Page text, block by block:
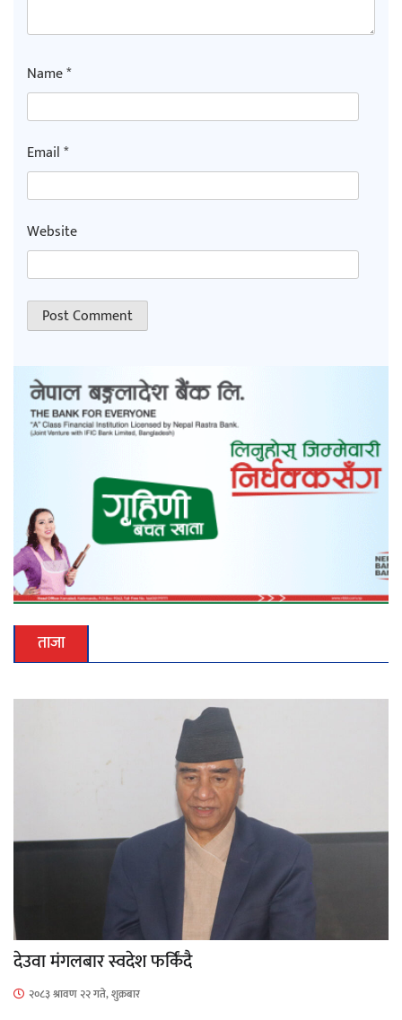
Name*
Email*
Website
ताजा
देउवा मंगलबार स्वदेश फर्किंदै
२०८३ श्रावण २२ गते, शुक्रबार